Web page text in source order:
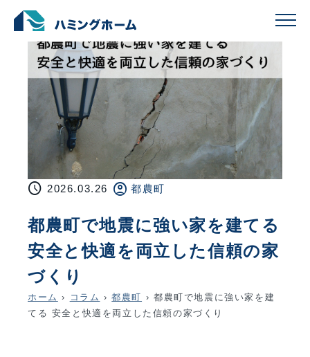
schedule 2026.03.26 account_circle 都農町
都農町で地震に強い家を建てる
安全と快適を両立した信頼の家
づくり
ホーム › コラム › 都農町 › 都農町で地震に強い家を建
てる 安全と快適を両立した信頼の家づくり